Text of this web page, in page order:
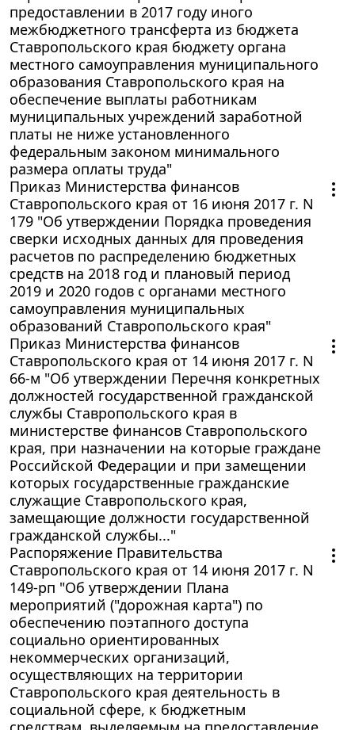
предоставлении в 2017 году иного
межбюджетного трансферта из бюджета
Ставропольского края бюджету органа
местного самоуправления муниципального
образования Ставропольского края на
обеспечение выплаты работникам
муниципальных учреждений заработной
платы не ниже установленного
федеральным законом минимального
размера оплаты труда"
Приказ Министерства финансов
Ставропольского края от 16 июня 2017 г. N
179 "Об утверждении Порядка проведения
сверки исходных данных для проведения
расчетов по распределению бюджетных
средств на 2018 год и плановый период
2019 и 2020 годов с органами местного
самоуправления муниципальных
образований Ставропольского края"
Приказ Министерства финансов
Ставропольского края от 14 июня 2017 г. N
66-м "Об утверждении Перечня конкретных
должностей государственной гражданской
службы Ставропольского края в
министерстве финансов Ставропольского
края, при назначении на которые граждане
Российской Федерации и при замещении
которых государственные гражданские
служащие Ставропольского края,
замещающие должности государственной
гражданской службы..."
Распоряжение Правительства
Ставропольского края от 14 июня 2017 г. N
149-рп "Об утверждении Плана
мероприятий ("дорожная карта") по
обеспечению поэтапного доступа
социально ориентированных
некоммерческих организаций,
осуществляющих на территории
Ставропольского края деятельность в
социальной сфере, к бюджетным